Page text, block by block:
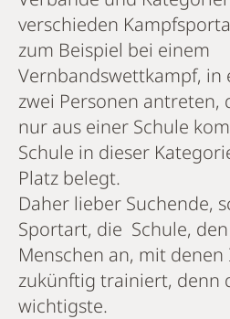
verschieden
zum Beispiel bei einem
Vernbandswettkampf, in
zwei Personen antreten,
nur aus einer Schule
Schule in dieser
Platz belegt.
Daher lieber Suchende,
Sportart, die Schule,
Menschen an, mit
zukünftig trainiert, denn
wichtigste.